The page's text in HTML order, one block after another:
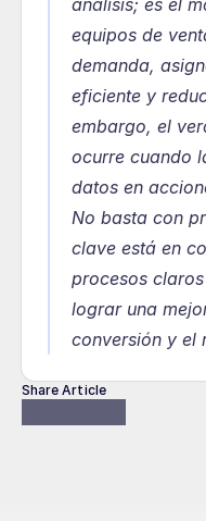
análisis; es el
equipos de
demanda,
eficiente y
embargo, el
ocurre cuando
datos en
No basta con
clave está en
procesos
lograr una
conversión y el
Share Article